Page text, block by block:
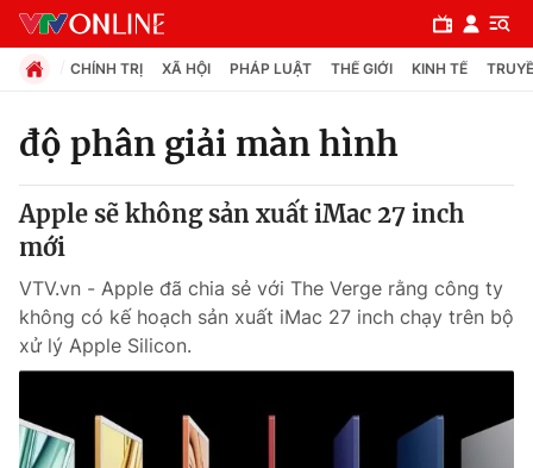
Chuyên mục
Chính trị
Xã hội
Pháp luật
Y tế
CHÍNH TRỊ XÃ HỘI PHÁP LUẬT THẾ GIỚI KINH TẾ
độ phân giải màn hình
Apple sẽ không sản xuất iMac 27 inch
mới
VTV.vn - Apple đã chia sẻ với The Verge rằng công ty
không có kế hoạch sản xuất iMac 27 inch chạy trên bộ
xử lý Apple Silicon.